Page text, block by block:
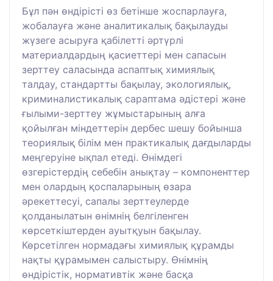
Бұл пән өндірісті өз бетінше жоспарлауға,
жобалауға және аналитикалық бақылауды
жүзеге асыруға қабілетті әртүрлі
материалдардың қасиеттері мен сапасын
зерттеу саласында аспаптық химиялық
талдау, стандартты бақылау, экологиялық,
криминалистикалық сараптама әдістері және
ғылыми-зерттеу жұмыстарының алға
қойылған міндеттерін дербес шешу бойынша
теориялық білім мен практикалық дағдыларды
меңгеруіне ықпал етеді. Өнімдегі
өзгерістердің себебін анықтау – компоненттер
мен олардың қоспаларының өзара
әрекеттесуі, сапалы зерттеулерде
қолданылатын өнімнің белгіленген
көрсеткіштерден ауытқуын бақылау.
Көрсетілген нормадағы химиялық құрамды
нақты құрамымен салыстыру. Өнімнің
өндірістік, нормативтік және басқа